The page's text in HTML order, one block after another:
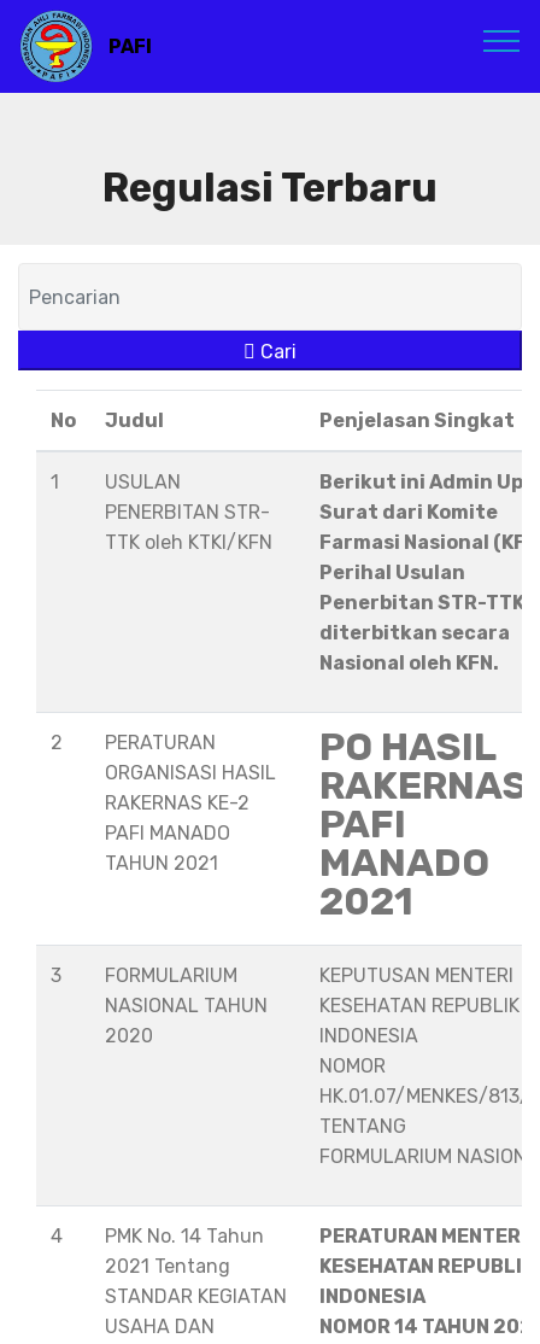
PAFI
Regulasi Terbaru
Cari
No Judul Penjelasan Singkat
1
USULAN
PENERBITAN STR-
TTK oleh KTKI/KFN
Berikut ini Admin
Surat dari Komite
Farmasi Nasional
Perihal Usulan
Penerbitan STR-TTK
diterbitkan secara
Nasional oleh KFN.
2
PERATURAN
ORGANISASI HASIL
RAKERNAS KE-2
PAFI MANADO
TAHUN 2021
PO HASIL
RAKERNAS
PAFI
MANADO
2021
3
FORMULARIUM
NASIONAL TAHUN
2020
KEPUTUSAN MENTERI
KESEHATAN REPUBLIK
INDONESIA
NOMOR
HK.01.07/MENKES/813/
TENTANG
FORMULARIUM
4
PMK No. 14 Tahun
2021 Tentang
STANDAR KEGIATAN
USAHA DAN
PERATURAN MENTERI
KESEHATAN REPUBLIK
INDONESIA
NOMOR 14 TAHUN